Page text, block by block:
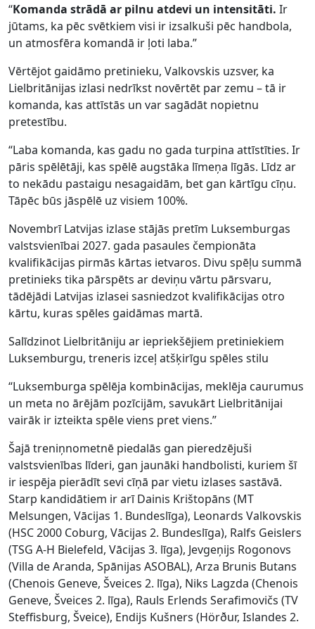
“Komanda strādā ar pilnu atdevi un intensitāti. Ir
jūtams, ka pēc svētkiem visi ir izsalkuši pēc handbola,
un atmosfēra komandā ir ļoti laba.”
Vērtējot gaidāmo pretinieku, Valkovskis uzsver, ka
Lielbritānijas izlasi nedrīkst novērtēt par zemu – tā ir
komanda, kas attīstās un var sagādāt nopietnu
pretestību.
“Laba komanda, kas gadu no gada turpina attīstīties. Ir
pāris spēlētāji, kas spēlē augstāka līmeņa līgās. Līdz ar
to nekādu pastaigu nesagaidām, bet gan kārtīgu cīņu.
Tāpēc būs jāspēlē uz visiem 100%.
Novembrī Latvijas izlase stājās pretīm Luksemburgas
valstsvienībai 2027. gada pasaules čempionāta
kvalifikācijas pirmās kārtas ietvaros. Divu spēļu summā
pretinieks tika pārspēts ar deviņu vārtu pārsvaru,
tādējādi Latvijas izlasei sasniedzot kvalifikācijas otro
kārtu, kuras spēles gaidāmas martā.
Salīdzinot Lielbritāniju ar iepriekšējiem pretiniekiem
Luksemburgu, treneris izceļ atšķirīgu spēles stilu
“Luksemburga spēlēja kombinācijas, meklēja caurumus
un meta no ārējām pozīcijām, savukārt Lielbritānijai
vairāk ir izteikta spēle viens pret viens.”
Šajā treniņnometnē piedalās gan pieredzējuši
valstsvienības līderi, gan jaunāki handbolisti, kuriem šī
ir iespēja pierādīt sevi cīņā par vietu izlases sastāvā.
Starp kandidātiem ir arī Dainis Krištopāns (MT
Melsungen, Vācijas 1. Bundeslīga), Leonards Valkovskis
(HSC 2000 Coburg, Vācijas 2. Bundeslīga), Ralfs Geislers
(TSG A-H Bielefeld, Vācijas 3. līga), Jevgeņijs Rogonovs
(Villa de Aranda, Spānijas ASOBAL), Arza Brunis Butans
(Chenois Geneve, Šveices 2. līga), Niks Lagzda (Chenois
Geneve, Šveices 2. līga), Rauls Erlends Serafimovičs (TV
Steffisburg, Šveice), Endijs Kušners (Hörður, Islandes 2.